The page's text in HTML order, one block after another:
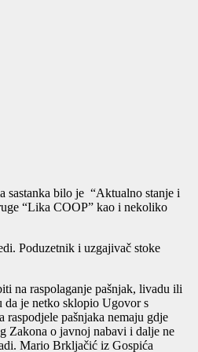
sastanka bilo je “Aktualno stanje i
“Lika COOP” kao i nekoliko
Poduzetnik i uzgajivač stoke
na raspolaganje pašnjak, livadu ili
da je netko sklopio Ugovor s
pašnjaka nemaju gdje
Zakona o javnoj nabavi i dalje ne
Mario Brkljačić iz Gospića